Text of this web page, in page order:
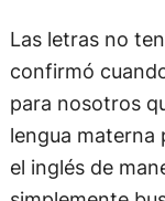
Las letras no
confirmó
para nosotros
lengua materna
el inglés de